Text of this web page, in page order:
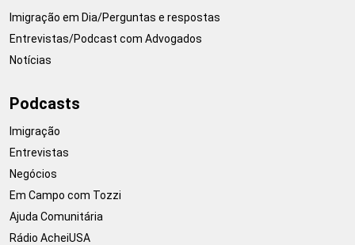
Imigração em Dia/Perguntas e respostas
Entrevistas/Podcast com Advogados
Notícias
Podcasts
Imigração
Entrevistas
Negócios
Em Campo com Tozzi
Ajuda Comunitária
Rádio AcheiUSA